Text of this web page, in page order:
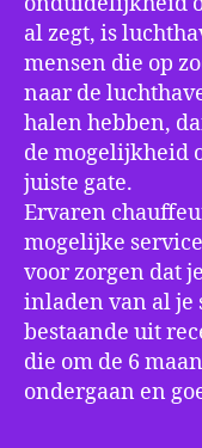
al zegt, is
mensen die op
naar de
halen hebben,
de mogelijkheid
juiste gate.
Ervaren
mogelijke
voor zorgen dat
inladen van al je
bestaande uit
die om de 6
ondergaan en